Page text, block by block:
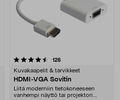
126
Kuvakaapelit & tarvikkeet
HDMI-VGA Sovitin
Liitä moderniin tietokoneeseen
vanhempi näyttö tai projektori.